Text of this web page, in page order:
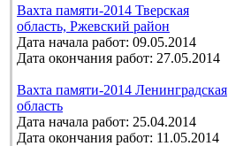
Вахта памяти-2014 Тверская
область, Ржевский район
Дата начала работ: 09.05.2014
Дата окончания работ: 27.05.2014
Вахта памяти-2014 Ленинградская
область
Дата начала работ: 25.04.2014
Дата окончания работ: 11.05.2014